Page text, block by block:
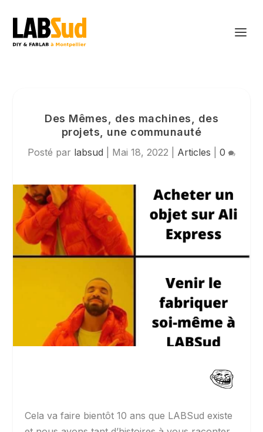
Des Mêmes, des machines, des
projets, une communauté
Posté par labsud Mai 18, 2022 Articles 0
Cela va faire bientôt 10 ans que LABSud existe